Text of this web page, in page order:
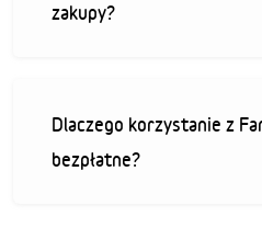
zakupy?
Dlaczego korzystanie z
bezpłatne?